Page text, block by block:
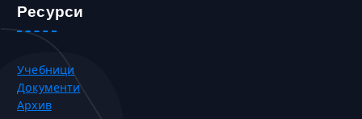
Ресурси
Учебници
Документи
Архив